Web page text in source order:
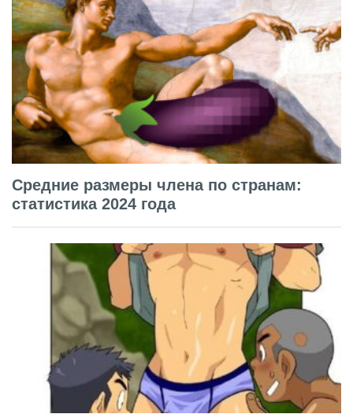
Средние размеры члена по странам:
статистика 2024 года